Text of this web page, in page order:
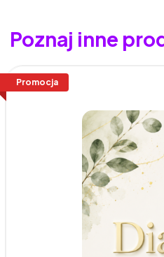
Poznaj inne
Promocja